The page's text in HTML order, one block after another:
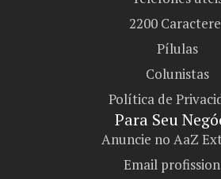
2200
Pílulas
Colunistas
Política de
Para Seu
Anuncie no AaZ
Email